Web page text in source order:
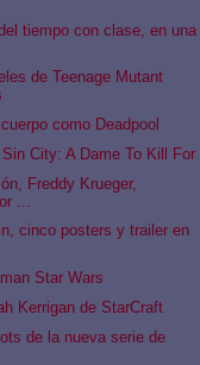
tiempo con clase, en una
de Teenage Mutant
como Deadpool
City: A Dame To Kill For
Freddy Krueger,
...
cinco posters y trailer en
Star Wars
Kerrigan de StarCraft
de la nueva serie de